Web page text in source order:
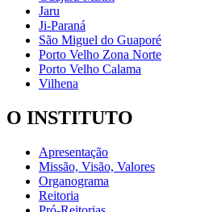
Jaru
Ji-Paraná
São Miguel do Guaporé
Porto Velho Zona Norte
Porto Velho Calama
Vilhena
O INSTITUTO
Apresentação
Missão, Visão, Valores
Organograma
Reitoria